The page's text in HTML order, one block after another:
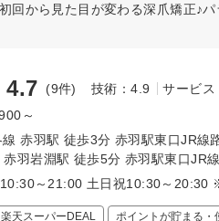
から見た目が変わる深爪矯正♪パ
4.7 (9件) 技術：4.9 サービス
～
線 赤羽駅 徒歩3分 赤羽駅東口JR線
赤羽岩淵駅 徒歩5分 赤羽駅東口JR
～21:00 土日祝10:30～20:30
楽天スーパーDEAL ポイントが貯まる・